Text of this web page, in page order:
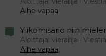
Aihe vapaa
Ylikomisario niin
Aloittaja: vierailija
Aihe vapaa